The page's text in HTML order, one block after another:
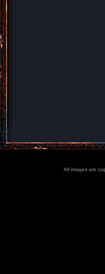
All images are